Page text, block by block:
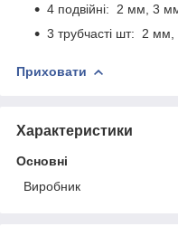
4 подвійні: 2 мм, 3
3 трубчасті шт: 2
Приховати
Характеристики
Основні
Виробник